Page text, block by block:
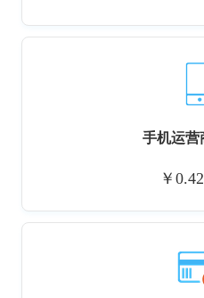
手机运营
￥